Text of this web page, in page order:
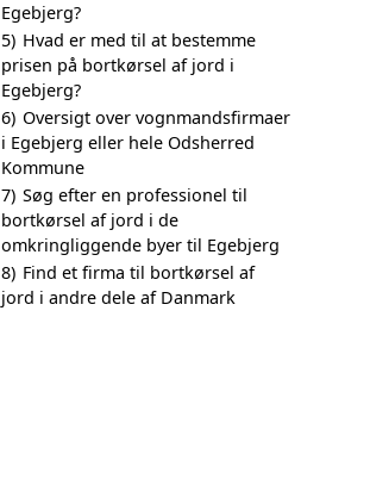
Egebjerg?
5) Hvad er med til at bestemme
prisen på bortkørsel af jord i
Egebjerg?
6) Oversigt over vognmandsfirmaer
i Egebjerg eller hele Odsherred
Kommune
7) Søg efter en professionel til
bortkørsel af jord i de
omkringliggende byer til Egebjerg
8) Find et firma til bortkørsel af
jord i andre dele af Danmark